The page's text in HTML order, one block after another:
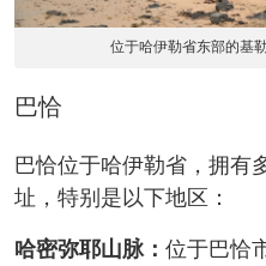
位于哈伊勒省东部的基
巴恰
巴恰位于哈伊勒省，拥有
址，特别是以下地区：
哈密弥耶山脉： 位于巴恰